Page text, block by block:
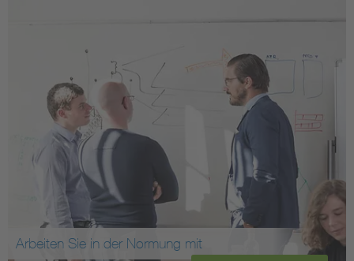
Arbeiten Sie in der Normung mit